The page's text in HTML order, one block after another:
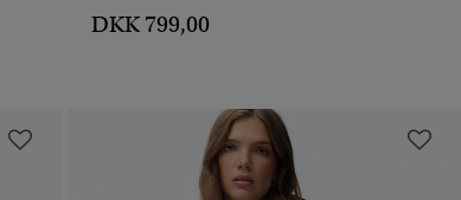
DKK 799,00